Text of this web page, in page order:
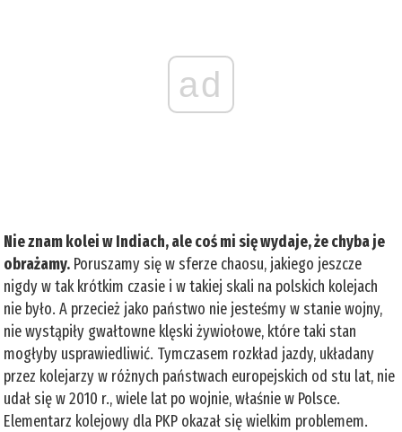
ad
Nie znam kolei w Indiach, ale coś mi się wydaje, że chyba je
obrażamy. Poruszamy się w sferze chaosu, jakiego jeszcze
nigdy w tak krótkim czasie i w takiej skali na polskich kolejach
nie było. A przecież jako państwo nie jesteśmy w stanie wojny,
nie wystąpiły gwałtowne klęski żywiołowe, które taki stan
mogłyby usprawiedliwić. Tymczasem rozkład jazdy, układany
przez kolejarzy w różnych państwach europejskich od stu lat, nie
udał się w 2010 r., wiele lat po wojnie, właśnie w Polsce.
Elementarz kolejowy dla PKP okazał się wielkim problemem.